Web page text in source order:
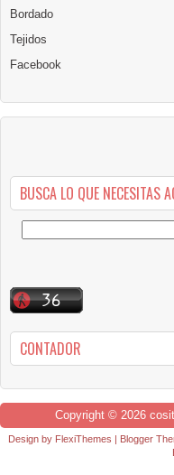
Bordado
Tejidos
Facebook
BUSCA LO QUE NECESITAS
CONTADOR
Copyright © 2026
Design by FlexiThemes | Blogger